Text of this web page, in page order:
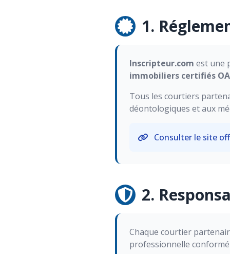
1.
Inscripteur.com est une
immobiliers certifiés
Tous les courtiers
déontologiques et aux
Consulter le site
2.
Chaque courtier
professionnelle